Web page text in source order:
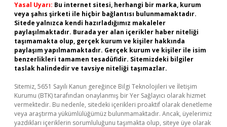
Yasal Uyarı: Bu internet sitesi, herhangi bir marka, kurum
veya şahıs şirketi ile hiçbir bağlantısı bulunmamaktadır.
Sitede yalnızca kendi hazırladığımız makaleler
paylaşılmaktadır. Burada yer alan içerikler haber niteliği
taşımamakta olup, gerçek kurum ve kişiler hakkında
paylaşım yapılmamaktadır. Gerçek kurum ve kişiler ile isim
benzerlikleri tamamen tesadüfidir. Sitemizdeki bilgiler
taslak halindedir ve tavsiye niteliği taşımazlar.
Sitemiz, 5651 Sayılı Kanun gereğince Bilgi Teknolojileri ve İletişim
Kurumu (BTK) tarafından onaylanmış bir Yer Sağlayıcı olarak hizmet
vermektedir. Bu nedenle, sitedeki içerikleri proaktif olarak denetleme
veya araştırma yükümlülüğümüz bulunmamaktadır. Ancak, üyelerimiz
yazdıkları içeriklerin sorumluluğunu taşımakta olup, siteye üye olarak